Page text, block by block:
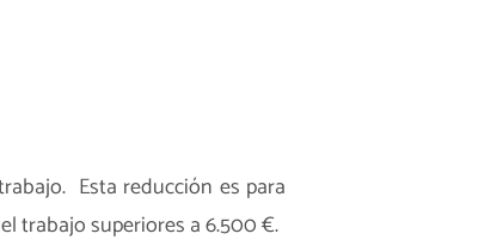
Esta reducción es para
trabajo superiores a 6.500 €.